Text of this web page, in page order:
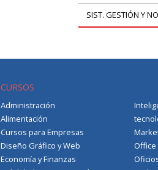
SIST. GESTIÓN Y
CURSOS
Administración
Alimentación
Cursos para Empresas
Diseño Gráfico y Web
Economía y Finanzas
Office